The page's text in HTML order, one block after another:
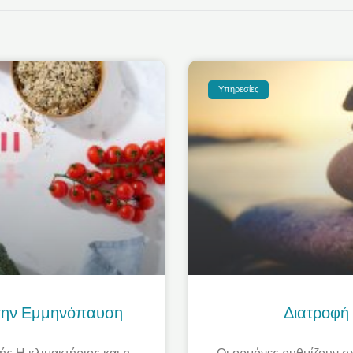
Εμμηνόπαυση
Υπηρεσίες